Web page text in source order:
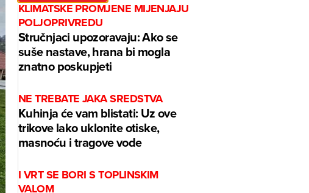
KLIMATSKE PROMJENE MIJENJAJU
POLJOPRIVREDU
Stručnjaci upozoravaju: Ako se
suše nastave, hrana bi mogla
znatno poskupjeti
NE TREBATE JAKA SREDSTVA
Kuhinja će vam blistati: Uz ove
trikove lako uklonite otiske,
masnoću i tragove vode
I VRT SE BORI S TOPLINSKIM
VALOM